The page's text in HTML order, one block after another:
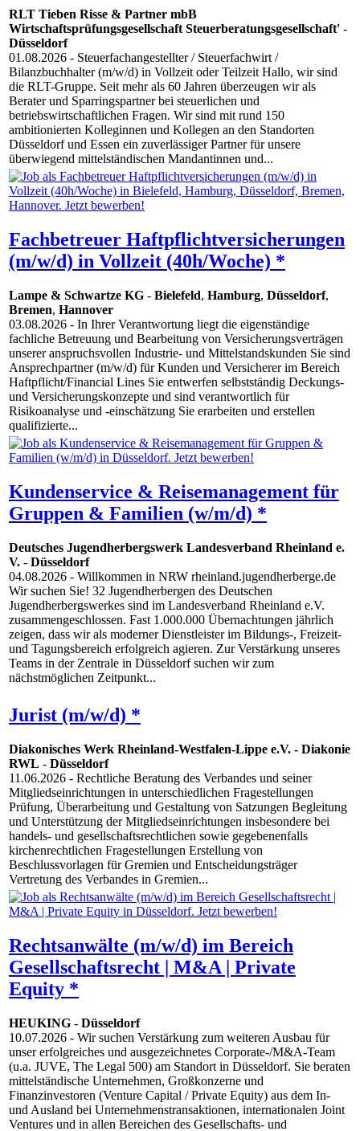
RLT Tieben Risse & Partner mbB
Wirtschaftsprüfungsgesellschaft Steuerberatungsgesellschaft' -
Düsseldorf
01.08.2026 - Steuerfachangestellter / Steuerfachwirt /
Bilanzbuchhalter (m/w/d) in Vollzeit oder Teilzeit Hallo, wir sind
die RLT-Gruppe. Seit mehr als 60 Jahren überzeugen wir als
Berater und Sparringspartner bei steuerlichen und
betriebswirtschaftlichen Fragen. Wir sind mit rund 150
ambitionierten Kolleginnen und Kollegen an den Standorten
Düsseldorf und Essen ein zuverlässiger Partner für unsere
überwiegend mittelständischen Mandantinnen und...
Fachbetreuer Haftpflichtversicherungen
(m/w/d) in Vollzeit (40h/Woche) *
Lampe & Schwartze KG - Bielefeld, Hamburg, Düsseldorf,
Bremen, Hannover
03.08.2026 - In Ihrer Verantwortung liegt die eigenständige
fachliche Betreuung und Bearbeitung von Versicherungsverträgen
unserer anspruchsvollen Industrie- und Mittelstandskunden Sie sind
Ansprechpartner (m/w/d) für Kunden und Versicherer im Bereich
Haftpflicht/Financial Lines Sie entwerfen selbstständig Deckungs-
und Versicherungskonzepte und sind verantwortlich für
Risikoanalyse und -einschätzung Sie erarbeiten und erstellen
qualifizierte...
Kundenservice & Reisemanagement für
Gruppen & Familien (w/m/d) *
Deutsches Jugendherbergswerk Landesverband Rheinland e.
V. - Düsseldorf
04.08.2026 - Willkommen in NRW rheinland.jugendherberge.de
Wir suchen Sie! 32 Jugendherbergen des Deutschen
Jugendherbergswerkes sind im Landesverband Rheinland e.V.
zusammengeschlossen. Fast 1.000.000 Übernachtungen jährlich
zeigen, dass wir als moderner Dienstleister im Bildungs-, Freizeit-
und Tagungsbereich erfolgreich agieren. Zur Verstärkung unseres
Teams in der Zentrale in Düsseldorf suchen wir zum
nächstmöglichen Zeitpunkt...
Jurist (m/w/d) *
Diakonisches Werk Rheinland-Westfalen-Lippe e.V. - Diakonie
RWL - Düsseldorf
11.06.2026 - Rechtliche Beratung des Verbandes und seiner
Mitgliedseinrichtungen in unterschiedlichen Fragestellungen
Prüfung, Überarbeitung und Gestaltung von Satzungen Begleitung
und Unterstützung der Mitgliedseinrichtungen insbesondere bei
handels- und gesellschaftsrechtlichen sowie gegebenenfalls
kirchenrechtlichen Fragestellungen Erstellung von
Beschlussvorlagen für Gremien und Entscheidungsträger
Vertretung des Verbandes in Gremien...
Rechtsanwälte (m/w/d) im Bereich
Gesellschaftsrecht | M&A | Private
Equity *
HEUKING - Düsseldorf
10.07.2026 - Wir suchen Verstärkung zum weiteren Ausbau für
unser erfolgreiches und ausgezeichnetes Corporate-/M&A-Team
(u.a. JUVE, The Legal 500) am Standort in Düsseldorf. Sie beraten
mittelständische Unternehmen, Großkonzerne und
Finanzinvestoren (Venture Capital / Private Equity) aus dem In-
und Ausland bei Unternehmenstransaktionen, internationalen Joint
Ventures und in allen Bereichen des Gesellschafts- und